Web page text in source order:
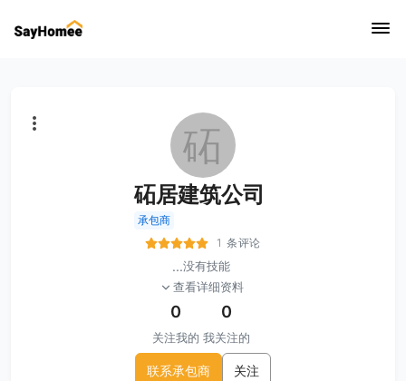
砳
砳居建筑公司
承包商
1 条评论
...没有技能
查看详细资料
0
关注我的
0
我关注的
联系承包商 关注